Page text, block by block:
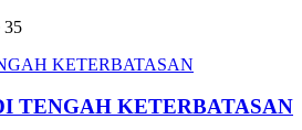
35
TENGAH KETERBATASAN